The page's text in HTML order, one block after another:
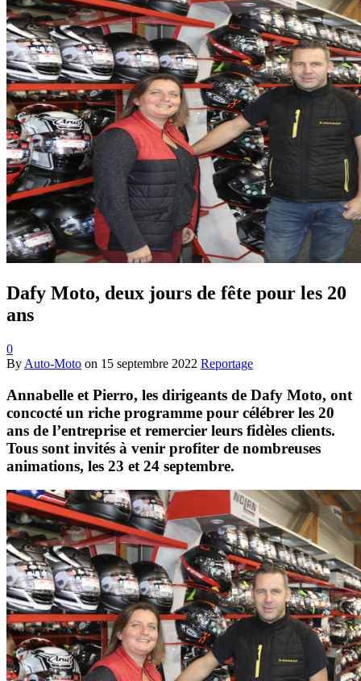
Dafy Moto, deux jours de fête pour les 20
ans
0
By Auto-Moto on 15 septembre 2022 Reportage
Annabelle et Pierro, les dirigeants de Dafy Moto, ont
concocté un riche programme pour célébrer les 20
ans de l’entreprise et remercier leurs fidèles clients.
Tous sont invités à venir profiter de nombreuses
animations, les 23 et 24 septembre.